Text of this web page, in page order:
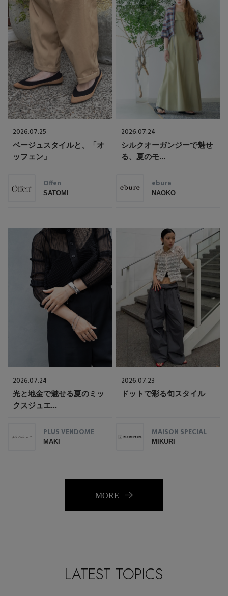
2026.07.25
ベージュスタイルと、「オ
ッフェン」
Offen
SATOMI
2026.07.24
シルクオーガンジーで魅せ
る、夏のモ...
ebure
NAOKO
2026.07.24
光と地金で魅せる夏のミッ
クスジュエ...
PLUS VENDOME
MAKI
2026.07.23
ドットで彩る旬スタイル
MAISON SPECIAL
MIKURI
MORE
LATEST TOPICS